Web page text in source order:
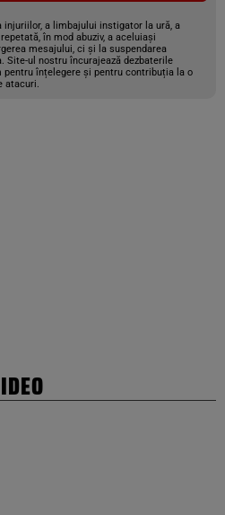
a limbajului instigator la ură, a
în mod abuziv, a aceluiași
mesajului, ci și la suspendarea
Site-ul nostru încurajează dezbaterile
înțelegere și pentru contribuția la o
atacuri.